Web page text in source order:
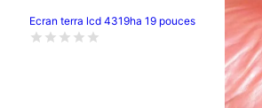
Ecran terra lcd 4319ha 19 pouces